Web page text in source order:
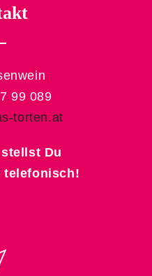
99 089
torten.at
Du
telefonisch!